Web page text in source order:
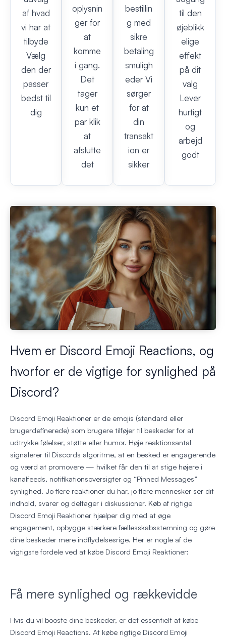
af hvad
vi har at
tilbyde
Vælg
den der
passer
bedst til
dig
oplysnin
ger for
at
komme
i gang.
Det
tager
kun et
par klik
at
afslutte
det
bestillin
g med
sikre
betaling
smuligh
eder Vi
sørger
for at
din
transakt
ion er
sikker
til den
øjeblikk
elige
effekt
på dit
valg
Lever
hurtigt
og
arbejd
godt
Hvem er Discord Emoji Reactions, og
hvorfor er de vigtige for synlighed på
Discord?
Discord Emoji Reaktioner er de emojis (standard eller
brugerdefinerede) som brugere tilføjer til beskeder for at
udtrykke følelser, støtte eller humor. Høje reaktionsantal
signalerer til Discords algoritme, at en besked er engagerende
og værd at promovere — hvilket får den til at stige højere i
kanalfeeds, notifikationsoversigter og “Pinned Messages”
synlighed. Jo flere reaktioner du har, jo flere mennesker ser dit
indhold, svarer og deltager i diskussioner. Køb af rigtige
Discord Emoji Reaktioner hjælper dig med at øge
engagement, opbygge stærkere fællesskabsstemning og gøre
dine beskeder mere indflydelsesrige. Her er nogle af de
vigtigste fordele ved at købe Discord Emoji Reaktioner:
Få mere synlighed og rækkevidde
Hvis du vil booste dine beskeder, er det essentielt at købe
Discord Emoji Reactions. At købe rigtige Discord Emoji